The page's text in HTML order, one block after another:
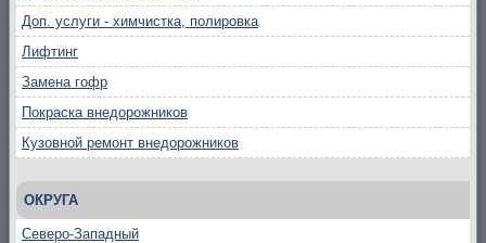
Доп. услуги - химчистка, полировка
Лифтинг
Замена гофр
Покраска внедорожников
Кузовной ремонт внедорожников
ОКРУГА
Северо-Западный